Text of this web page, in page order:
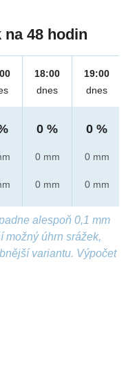
48 hodin
18:00
dnes
0 %
0 mm
0 mm
19:00
dnes
0 %
0 mm
0 mm
alespoň 0,1 mm
možný úhrn srážek,
variantu. Výpočet